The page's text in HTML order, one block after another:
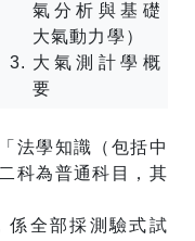
氣分析與基礎
大氣動力學）
大氣測計學概
要
法學知識（包括中
科為普通科目，其
全部採測驗式試